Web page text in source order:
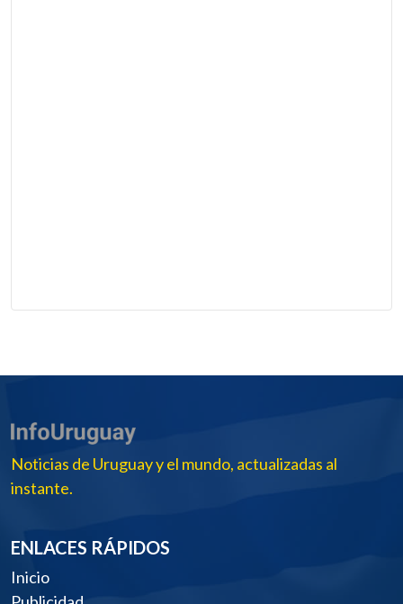
Noticias de Uruguay y el mundo, actualizadas al
instante.
ENLACES RÁPIDOS
Inicio